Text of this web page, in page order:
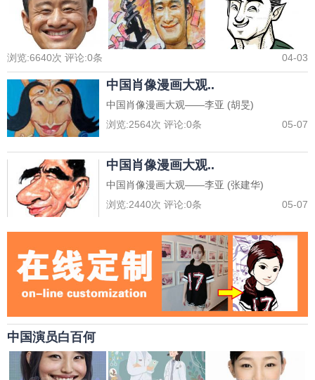
浏览:6640次 评论:0条 04-03
中国肖像漫画大观..
中国肖像漫画大观——李亚 (胡旻)
浏览:2564次 评论:0条 05-07
中国肖像漫画大观..
中国肖像漫画大观——李亚 (张建华)
浏览:2440次 评论:0条 05-07
中国演员白百何